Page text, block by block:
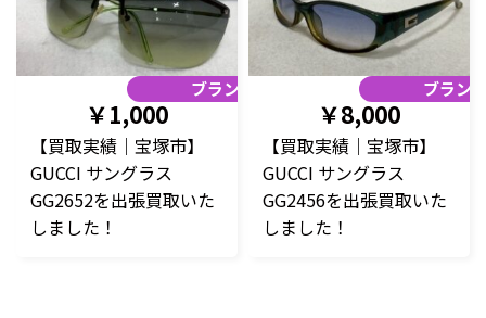
ブランド品
￥1,000
【買取実績｜宝塚市】
GUCCI サングラス
GG2652を出張買取いた
しました！
ブラン
￥8,000
【買取実績｜宝塚市】
GUCCI サングラス
GG2456を出張買取いた
しました！